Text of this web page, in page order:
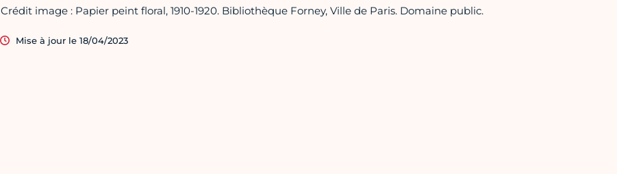
Crédit image : Papier peint floral, 1910-1920. Bibliothèque Forney, Ville de Paris. Domaine public.
Mise à jour le 18/04/2023